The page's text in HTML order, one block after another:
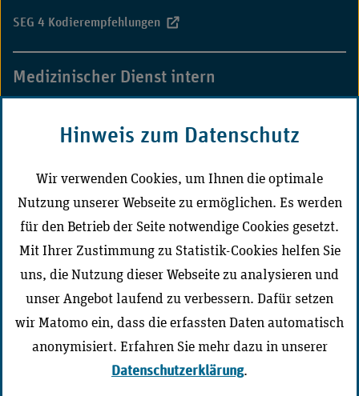
SEG 4 Kodierempfehlungen
Medizinischer Dienst intern
Der Medizinische Dienst vor Ort
Zur Seite wechseln
Hinweis zum Datenschutz
Wir verwenden Cookies, um Ihnen die optimale
Nutzung unserer Webseite zu ermöglichen. Es werden
für den Betrieb der Seite notwendige Cookies gesetzt.
Mit Ihrer Zustimmung zu Statistik-Cookies helfen Sie
uns, die Nutzung dieser Webseite zu analysieren und
unser Angebot laufend zu verbessern. Dafür setzen
wir Matomo ein, dass die erfassten Daten automatisch
anonymisiert. Erfahren Sie mehr dazu in unserer
Datenschutzerklärung.